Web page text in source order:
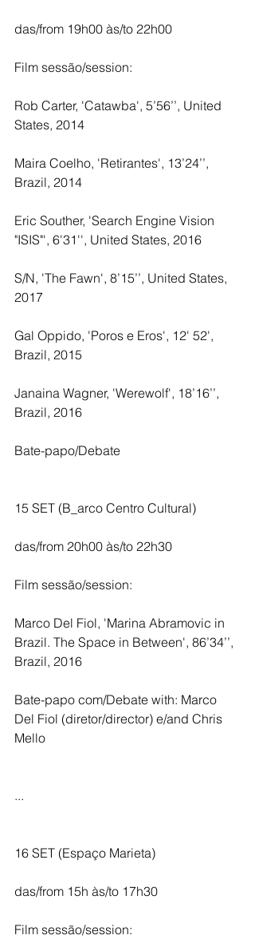
das/from 19h00 às/to 22h00
Film sessão/session:
Rob Carter, 'Catawba', 5’56’’, United
States, 2014
Maira Coelho, 'Retirantes', 13’24’’,
Brazil, 2014
Eric Souther, 'Search Engine Vision
"ISIS"', 6'31'', United States, 2016
S/N, 'The Fawn', 8’15’’, United States,
2017
Gal Oppido, 'Poros e Eros', 12' 52',
Brazil, 2015
Janaina Wagner, 'Werewolf', 18’16’’,
Brazil, 2016
Bate-papo/Debate
15 SET (B_arco Centro Cultural)
das/from 20h00 às/to 22h30
Film sessão/session:
Marco Del Fiol, 'Marina Abramovic in
Brazil. The Space in Between', 86’34’’,
Brazil, 2016
Bate-papo com/Debate with: Marco
Del Fiol (diretor/director) e/and Chris
Mello
...
16 SET (Espaço Marieta)
das/from 15h às/to 17h30
Film sessão/session: